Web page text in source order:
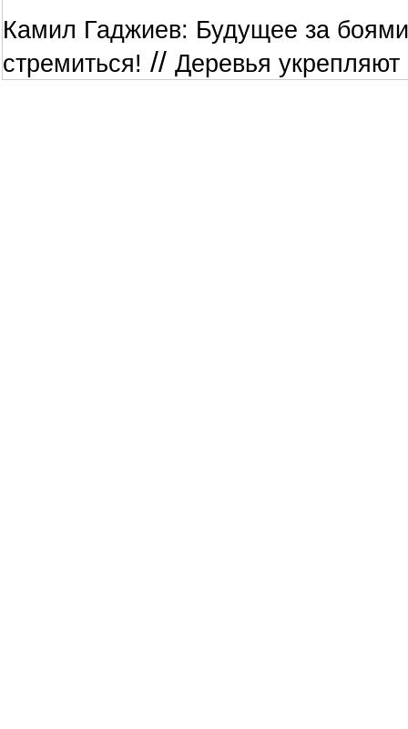
Камил Гаджиев: Будущее за
стремиться! // Деревья укрепляют